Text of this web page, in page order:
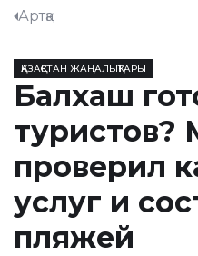
Артқа
ҚАЗАҚСТАН ЖАҢАЛЫҚТАРЫ
Балхаш
туристов?
проверил
услуг и
пляжей